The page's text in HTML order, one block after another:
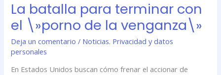
La batalla para terminar con
el \»porno de la venganza\»
Deja un comentario / Noticias. Privacidad y datos
personales
En Estados Unidos buscan cómo frenar el accionar de